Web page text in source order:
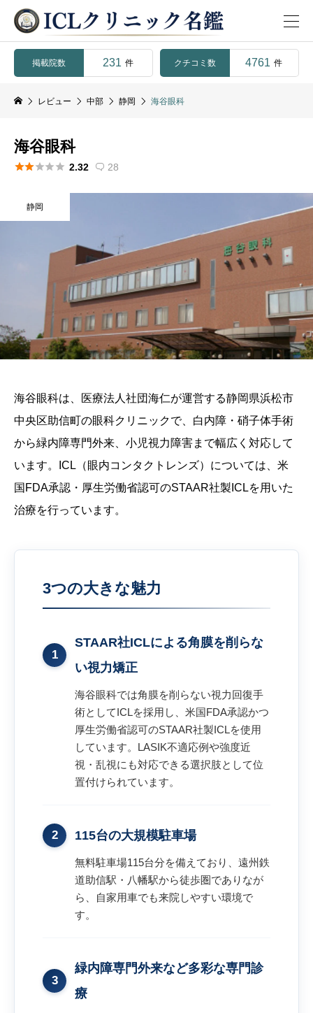
掲載院数 231 件 クチコミ数 4761 件
レビュー 中部 静岡 海谷眼科
海谷眼科
 2.32  28
静岡
海谷眼科は、医療法人社団海仁が運営する静岡県浜松市
中央区助信町の眼科クリニックで、白内障・硝子体手術
から緑内障専門外来、小児視力障害まで幅広く対応して
います。ICL（眼内コンタクトレンズ）については、米
国FDA承認・厚生労働省認可のSTAAR社製ICLを用いた
治療を行っています。
3つの大きな魅力
1
STAAR社ICLによる角膜を削らな
い視力矯正
海谷眼科では角膜を削らない視力回復手
術としてICLを採用し、米国FDA承認かつ
厚生労働省認可のSTAAR社製ICLを使用
しています。LASIK不適応例や強度近
視・乱視にも対応できる選択肢として位
置付けられています。
2 115台の大規模駐車場
無料駐車場115台分を備えており、遠州鉄
道助信駅・八幡駅から徒歩圏でありなが
ら、自家用車でも来院しやすい環境で
す。
3
緑内障専門外来など多彩な専門診
療